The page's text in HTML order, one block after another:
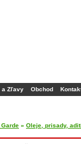
a Zľavy Obchod
Garde » Oleje, prisady,